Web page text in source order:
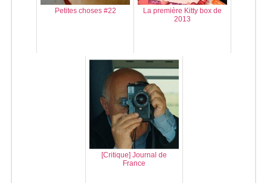
Petites choses #22
La première Kitty box de
2013
[Critique] Journal de
France